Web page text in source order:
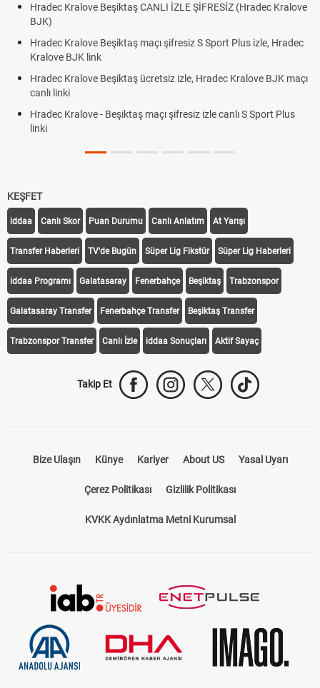
Hradec Kralove Beşiktaş CANLI İZLE ŞİFRESİZ (Hradec Kralove
BJK)
Hradec Kralove Beşiktaş maçı şifresiz S Sport Plus izle, Hradec
Kralove BJK link
Hradec Kralove Beşiktaş ücretsiz izle, Hradec Kralove BJK maçı
canlı linki
Hradec Kralove - Beşiktaş maçı şifresiz izle canlı S Sport Plus
linki
KEŞFET
iddaa Canlı Skor Puan Durumu Canlı Anlatım At Yarışı
Transfer Haberleri TV'de Bugün Süper Lig Fikstür Süper Lig Haberleri
iddaa Programı Galatasaray Fenerbahçe Beşiktaş Trabzonspor
Galatasaray Transfer Fenerbahçe Transfer Beşiktaş Transfer
Trabzonspor Transfer Canlı İzle iddaa Sonuçları Aktif Sayaç
Takip Et
Bize Ulaşın Künye Kariyer About US Yasal Uyarı
Çerez Politikası Gizlilik Politikası
KVKK Aydınlatma Metni Kurumsal